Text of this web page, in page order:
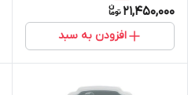
21,450,000
افزودن به سبد